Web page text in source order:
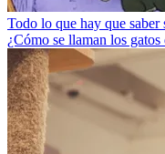
Todo lo que hay que saber
¿Cómo se llaman los